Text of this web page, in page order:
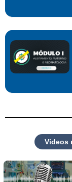
Videos